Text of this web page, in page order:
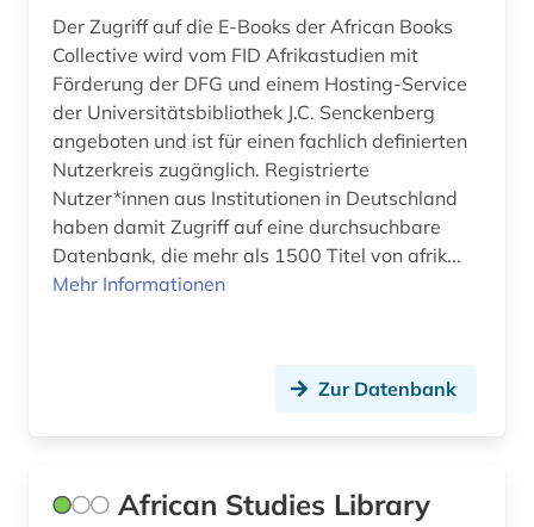
galloromanistik (13)
gedenktag (1)
gefangener (1)
geisteswissenschaften (29)
gender (4)
Der Zugriff auf die E-Books der African Books
Collective wird vom FID Afrikastudien mit
Förderung der DFG und einem Hosting-Service
der Universitätsbibliothek J.C. Senckenberg
angeboten und ist für einen fachlich definierten
Nutzerkreis zugänglich. Registrierte
Nutzer*innen aus Institutionen in Deutschland
haben damit Zugriff auf eine durchsuchbare
Datenbank, die mehr als 1500 Titel von afrik...
Mehr Informationen
Zur Datenbank
African Studies Library